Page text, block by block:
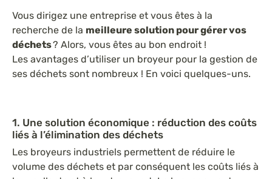
Vous dirigez une entreprise et vous êtes à la
recherche de la meilleure solution pour gérer vos
déchets? Alors, vous êtes au bon endroit !
Les avantages d’utiliser un broyeur pour la gestion de
ses déchets sont nombreux ! En voici quelques-uns.
1. Une solution économique : réduction des coûts
liés à l’élimination des déchets
Les broyeurs industriels permettent de réduire le
volume des déchets et par conséquent les coûts liés à